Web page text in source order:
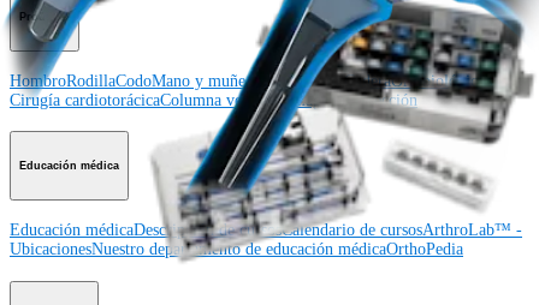
Producto
HombroRodillaCodoMano y muñeca Pie y tobilloCaderaOrtobiológicos
Cirugía cardiotorácicaColumna vertebralImagen y resección
Educación médica
Educación médicaDescripción de cursosCalendario de cursosArthroLab™ -
UbicacionesNuestro departamento de educación médicaOrthoPedia